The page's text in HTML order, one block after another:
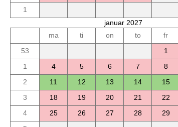
1
januar 2027
ma
ti on to fr
53
1
1
4 5 6 7 8
2
11 12 13 14 15
3
18 19 20 21 22
4
25 26 27 28 29